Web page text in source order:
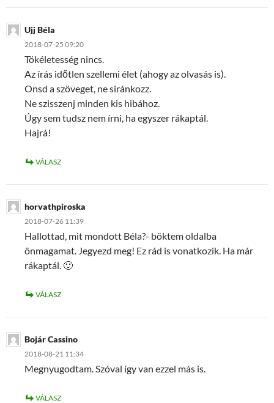
Ujj Béla
2018-07-25 09:20
Tökéletesség nincs.
Az írás időtlen szellemi élet (ahogy az olvasás is).
Onsd a szöveget, ne siránkozz.
Ne szisszenj minden kis hibához.
Úgy sem tudsz nem írni, ha egyszer rákaptál.
Hajrá!
VÁLASZ
horvathpiroska
2018-07-26 11:39
Hallottad, mit mondott Béla?- böktem oldalba
önmagamat. Jegyezd meg! Ez rád is vonatkozik. Ha már
rákaptál. 🙂
VÁLASZ
Bojár Cassino
2018-08-21 11:34
Megnyugodtam. Szóval így van ezzel más is.
VÁLASZ